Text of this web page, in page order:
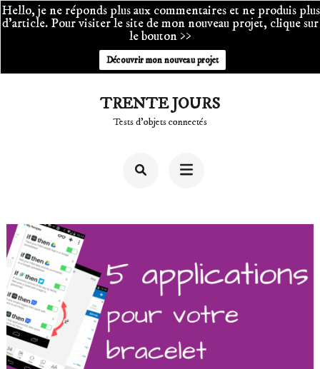
Hello, je ne réponds plus aux commentaires et ne produis plus
d'article. Pour visiter le site de mon nouveau projet, clique sur
le bouton >>
Découvrir mon nouveau projet
TRENTE JOURS
Tests d'objets connectés